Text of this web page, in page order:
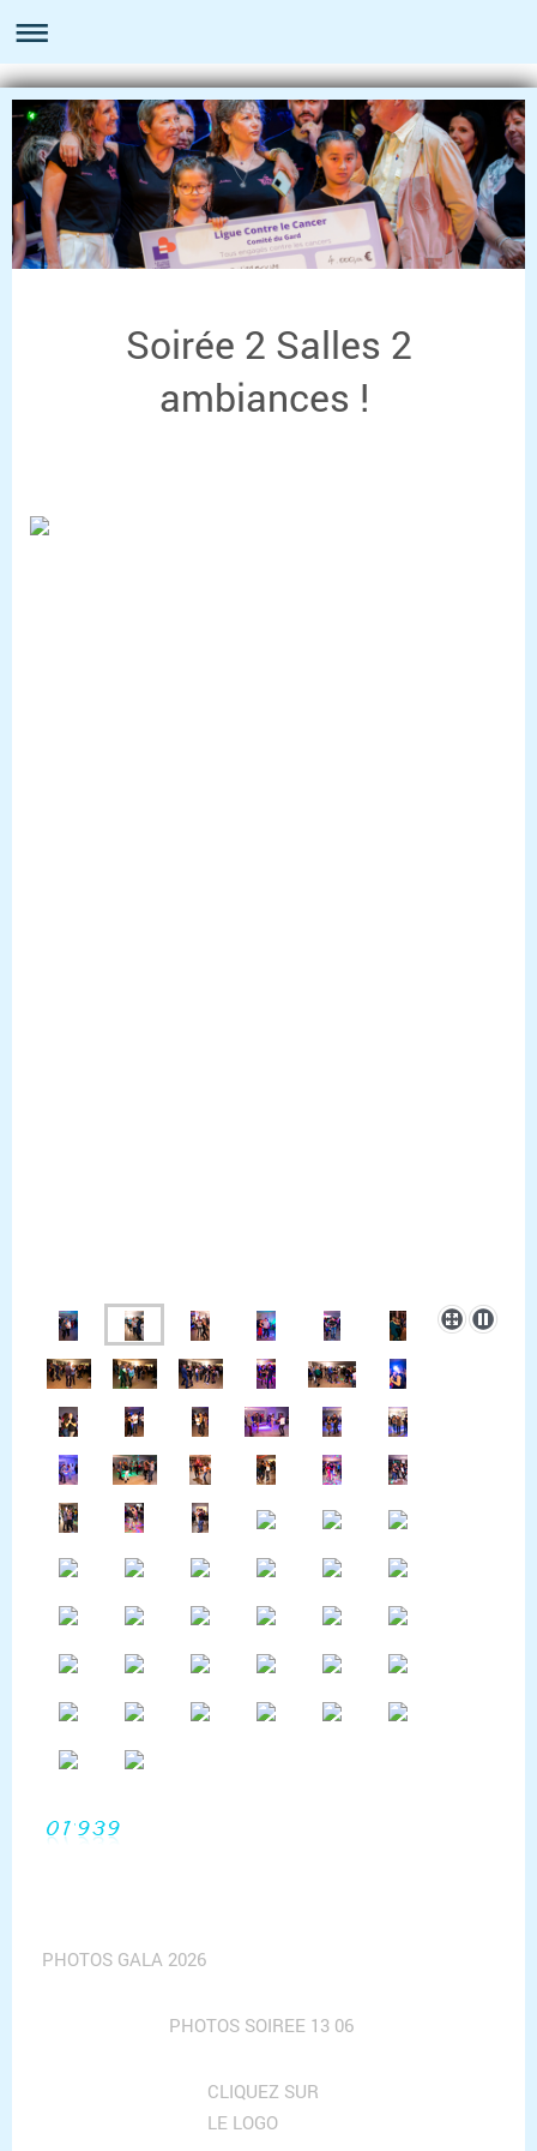
Soirée 2 Salles 2
ambiances !
PHOTOS GALA 2026
PHOTOS SOIREE 13 06
CLIQUEZ SUR
LE LOGO